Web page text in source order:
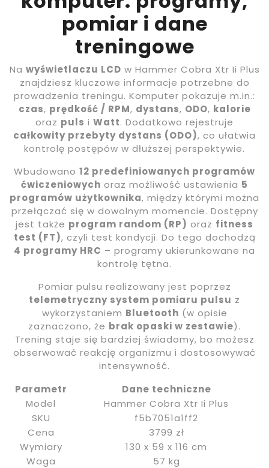
pomiar i dane
treningowe
Na wyświetlaczu LCD w Hammer Cobra Xtr Ii Plus
znajdziesz kluczowe informacje potrzebne do
prowadzenia treningu. Komputer pokazuje m.in.:
czas, prędkość / RPM, dystans, ODO, kalorie
oraz puls i Watt. Dodatkowo rejestruje
całkowity przebyty dystans (ODO), co ułatwia
kontrolę postępów w dłuższej perspektywie.
Wbudowano 12 predefiniowanych programów
ćwiczeniowych oraz możliwość ustawienia 5
programów użytkownika, między którymi można
przełączać się w dowolnym momencie. Dostępny
jest także program random (RP) oraz fitness
test (FT), czyli test kondycji. Do tego dochodzą
4 programy HRC – programy ukierunkowane na
kontrolę tętna.
Pomiar pulsu realizowany jest poprzez
telemetryczny system pomiaru pulsu z
wykorzystaniem Bluetooth (w opisie
zaznaczono, że brak opaski w zestawie).
Trening staje się bardziej świadomy, bo możesz
obserwować reakcję organizmu i dostosowywać
intensywność.
Parametr
Dane techniczne
Model
Hammer Cobra Xtr Ii Plus
SKU
f5b7051a1ff2
Cena
3799 zł
Wymiary
130 x 59 x 116 cm
Waga
57 kg